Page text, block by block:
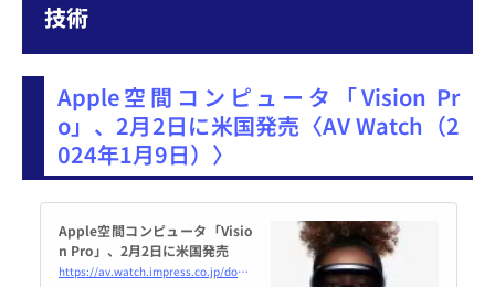
た。
技術
Apple空間コンピュータ「Vision Pr
o」、2月2日に米国発売〈AV Watch（2
024年1月9日）〉
Apple空間コンピュータ「Visio
n Pro」、2月2日に米国発売
https://av.watch.impress.co.jp/docs/news/1559245.html